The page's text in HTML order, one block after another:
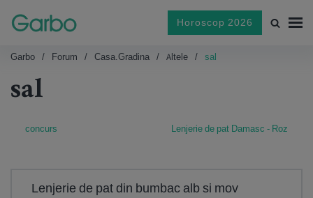
Horoscop 2026
Garbo Forum Casa.gradina Altele sal
sal
concurs Lenjerie de pat Damasc - Roz
Lenjerie de pat din bumbac alb si mov